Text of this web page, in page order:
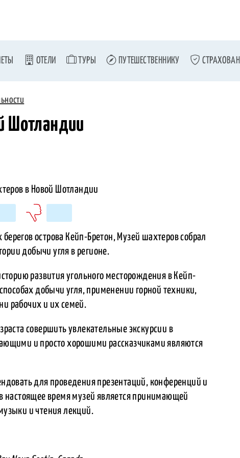
ОТЕЛИ ТУРЫ ПУТЕШЕСТВЕННИКУ
Шотландии
острова Кейп-Бретон, Музей шахтеров собрал
добычи угля в регионе.
развития угольного месторождения в Кейп-
добычи угля, применении горной техники,
рабочих и их семей.
совершить увлекательные экскурсии в
и просто хорошими рассказчиками являются
для проведения презентаций, конференций и
настоящее время музей является принимающей
и чтения лекций.